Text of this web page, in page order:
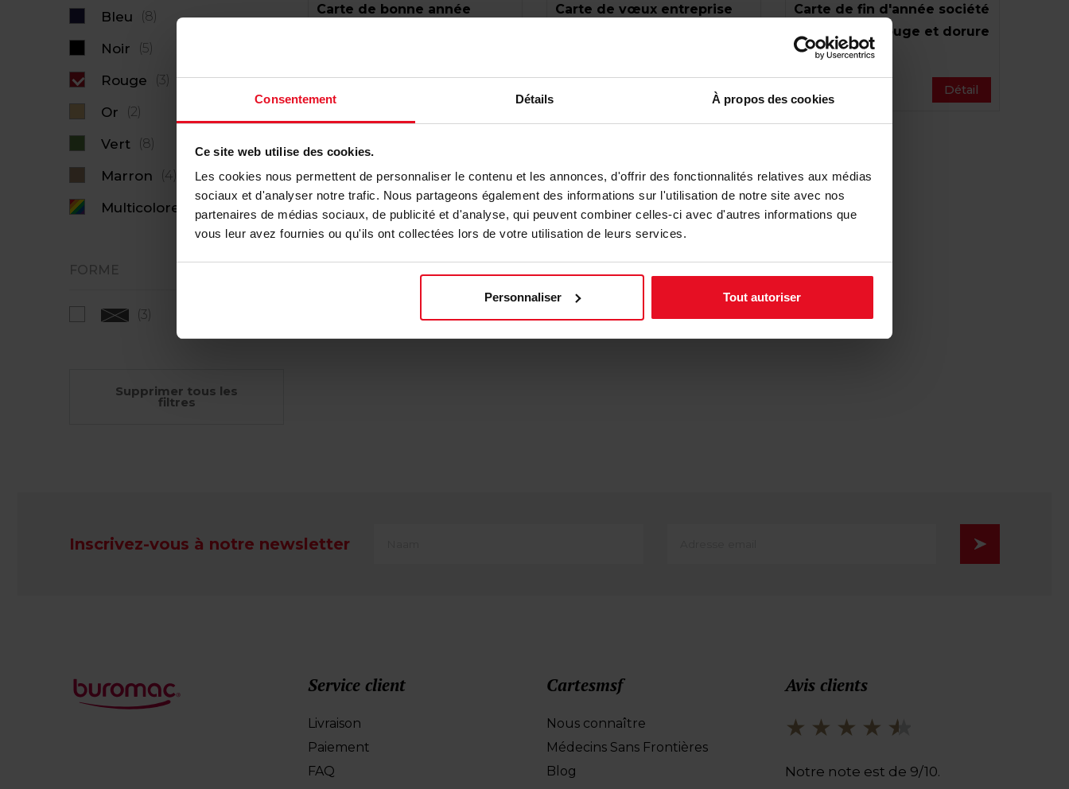
Consentement Détails À propos des cookies
Ce site web utilise des cookies.
Les cookies nous permettent de personnaliser le contenu et les annonces, d'offrir des fonctionnalités relatives aux médias
sociaux et d'analyser notre trafic. Nous partageons également des informations sur l'utilisation de notre site avec nos
partenaires de médias sociaux, de publicité et d'analyse, qui peuvent combiner celles-ci avec d'autres informations que
vous leur avez fournies ou qu'ils ont collectées lors de votre utilisation de leurs services.
Personnaliser Tout autoriser
Bleu (8)
Noir (5)
Rouge (3)
Or (2)
Vert (8)
Marron (4)
Multicolore
FORME
(3)
Supprimer tous les
filtres
Carte de bonne année
Carte de vœux entreprise
Détail
Carte de fin d'année société
2026 papier rouge et dorure
Détail
Inscrivez-vous à notre newsletter
Service client
Livraison
Paiement
FAQ
Cartesmsf
Nous connaître
Médecins Sans Frontières
Blog
Avis clients
Notre note est de 9/10.